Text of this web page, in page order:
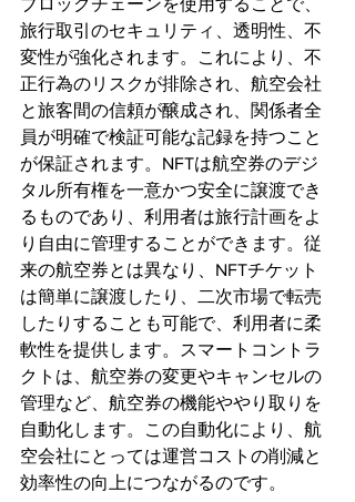
旅行取引のセキュリティ、透明性、不
変性が強化されます。これにより、不
正行為のリスクが排除され、航空会社
と旅客間の信頼が醸成され、関係者全
員が明確で検証可能な記録を持つこと
が保証されます。NFTは航空券のデジ
タル所有権を一意かつ安全に譲渡でき
るものであり、利用者は旅行計画をよ
り自由に管理することができます。従
来の航空券とは異なり、NFTチケット
は簡単に譲渡したり、二次市場で転売
したりすることも可能で、利用者に柔
軟性を提供します。スマートコントラ
クトは、航空券の変更やキャンセルの
管理など、航空券の機能ややり取りを
自動化します。この自動化により、航
空会社にとっては運営コストの削減と
効率性の向上につながるのです。